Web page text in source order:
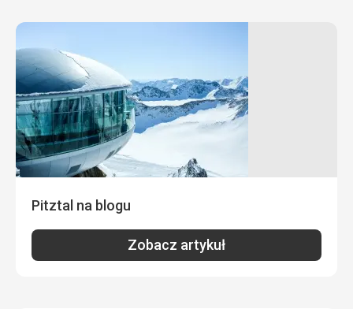
Zakwaterowanie
duży pokój z dwoma pokojami, duża łazienka z dwiema
umywalkami
Ta recenzja została automatycznie przetłumaczona za
pomocą Google Translate
Pitztal na blogu
Zobacz artykuł